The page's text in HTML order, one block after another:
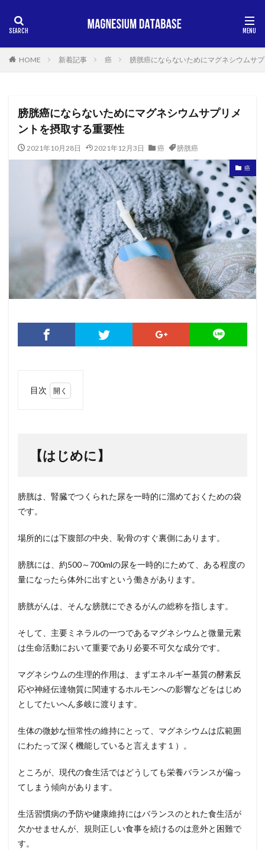
HOME 新着記事 癌 膀胱癌にならないためにマグネシウムサ
膀胱癌にならないためにマグネシウムサプリメ
ントを摂取する重要性
2021年10月28日 2021年12月3日 癌 膀胱癌
癌
目次
章】
膀胱
癌に
原因
と
【第
章】
癌に
なら
ない
にマ
グネ
シウ
ムサ
トを
摂取
性
【まと
め（お
わり
【はじめに】
膀胱は、腎臓でつくられた尿を一時的に溜めておくための袋
です。
場所的には下腹部の中央、恥骨のすぐ裏側にあります。
膀胱には、約500～ 700mlの尿を一時的にためて、ある程度の
量になったら体外に出すという働きがあります。
膀胱がんは、そんな膀胱にできるがんの総称を指します。
そして、主要ミネラルの一つであるマグネシウムと微量元素
は生命活動において重要であり必要不可欠な成分です。
マグネシウムの生理的作用は、まずエネルギー基質の酵素反
応や神経伝達物質に関連するホルモンへの影響などをはじめ
としてたいへん多岐に渡ります。
生体の微妙な恒常性の維持にとって、マグネシウムは広範囲
にわたって深く機能していると言えます１）。
ところが、現代の食生活ではどうしても栄養バランスが偏っ
てしまう傾向があります。
生活習慣病の予防や健康維持にはバランスのとれた食生活が
欠かせませんが、規則正しい食事を続けるのは意外と困難で
す。